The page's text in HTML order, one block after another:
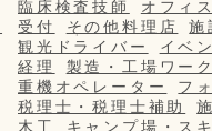
臨床検査技師
オフィ
受付
その他料理店 施
観光ドライバー
イベ
経理
製造・工場ワー
重機オペレーター
フ
税理士・税理士補助
木工
キャンプ場・ス